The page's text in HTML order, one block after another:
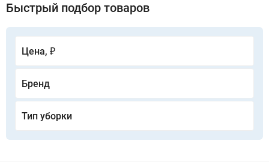
Быстрый подбор товаров
Цена, ₽
Бренд
Тип уборки